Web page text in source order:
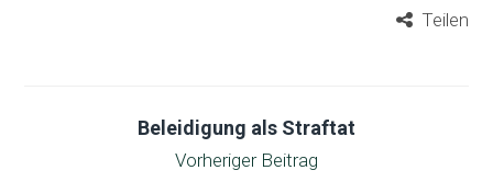
Teilen
Beleidigung als Straftat
Vorheriger Beitrag